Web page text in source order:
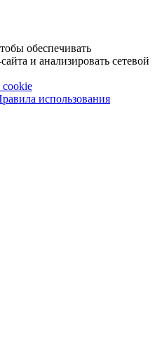
обеспечивать
и анализировать сетевой
cookie
использования